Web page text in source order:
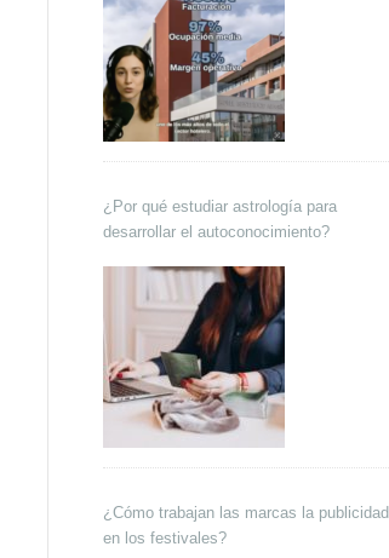
¿Por qué estudiar astrología para
desarrollar el autoconocimiento?
¿Cómo trabajan las marcas la publicidad
en los festivales?